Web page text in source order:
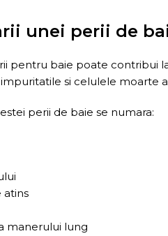
unei perii de
pentru baie poate contribui
si celulele moarte
perii de baie se numara:
atins
manerului lung